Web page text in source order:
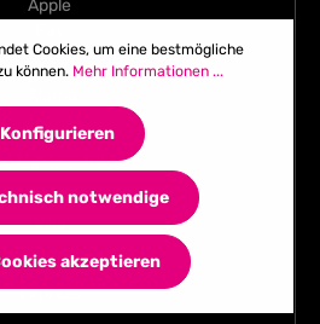
Cookies, um eine bestmögliche
können. Mehr Informationen ...
notwendige
Konfigurieren
akzeptieren